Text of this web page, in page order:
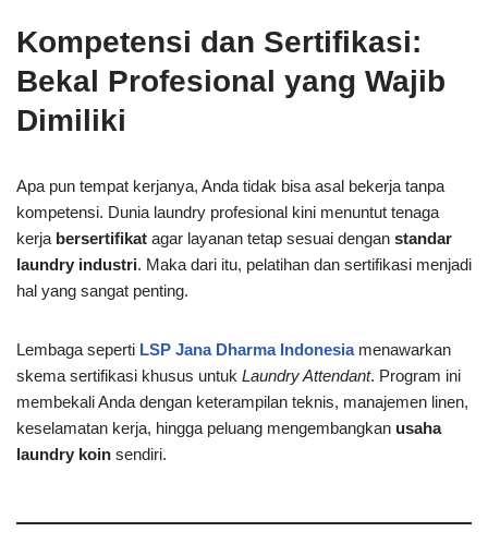
Kompetensi dan Sertifikasi:
Bekal Profesional yang Wajib
Dimiliki
Apa pun tempat kerjanya, Anda tidak bisa asal bekerja tanpa
kompetensi. Dunia laundry profesional kini menuntut tenaga
kerja bersertifikat agar layanan tetap sesuai dengan standar
laundry industri. Maka dari itu, pelatihan dan sertifikasi menjadi
hal yang sangat penting.
Lembaga seperti LSP Jana Dharma Indonesiamenawarkan
skema sertifikasi khusus untuk Laundry Attendant. Program ini
membekali Anda dengan keterampilan teknis, manajemen linen,
keselamatan kerja, hingga peluang mengembangkan usaha
laundry koin sendiri.